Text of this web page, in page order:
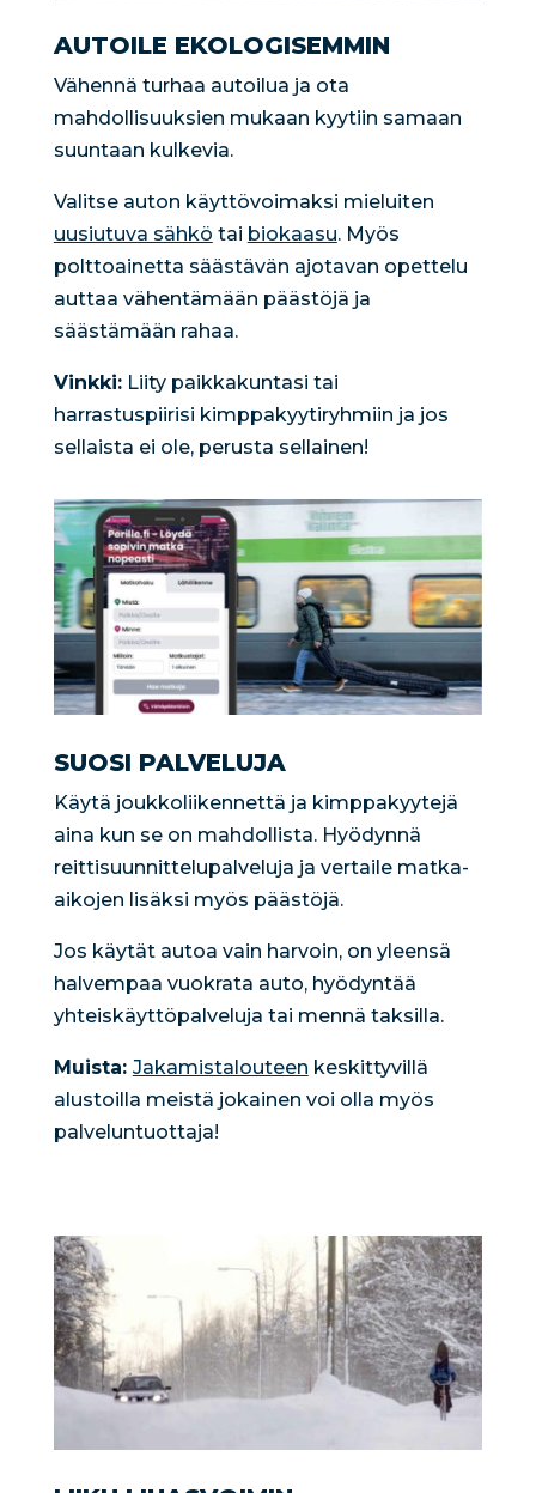
AUTOILE EKOLOGISEMMIN
Vähennä turhaa autoilua ja ota
mahdollisuuksien mukaan kyytiin samaan
suuntaan kulkevia.
Valitse auton käyttövoimaksi mieluiten
uusiutuva sähkö tai biokaasu. Myös
polttoainetta säästävän ajotavan opettelu
auttaa vähentämään päästöjä ja
säästämään rahaa.
Vinkki:Liity paikkakuntasi tai
harrastuspiirisi kimppakyytiryhmiin ja jos
sellaista ei ole, perusta sellainen!
SUOSI PALVELUJA
Käytä joukkoliikennettä ja kimppakyytejä
aina kun se on mahdollista. Hyödynnä
reittisuunnittelupalveluja ja vertaile matka-
aikojen lisäksi myös päästöjä.
Jos käytät autoa vain harvoin, on yleensä
halvempaa vuokrata auto, hyödyntää
yhteiskäyttöpalveluja tai mennä taksilla.
Muista: Jakamistalouteen keskittyvillä
alustoilla meistä jokainen voi olla myös
palveluntuottaja!